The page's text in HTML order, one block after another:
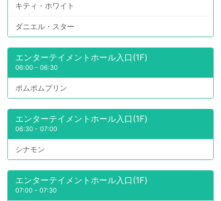
キティ・ホワイト
ダニエル・スター
エンターテイメントホール入口(1F)
06:00 - 06:30
ポムポムプリン
エンターテイメントホール入口(1F)
06:30 - 07:00
シナモン
エンターテイメントホール入口(1F)
07:00 - 07:30